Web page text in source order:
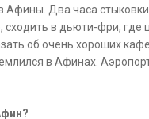
Афины. Два часа
в дьюти-фри, где
об очень хороших
в Афинах.